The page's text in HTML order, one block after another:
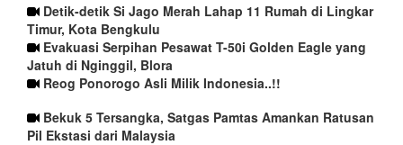
Detik-detik Si Jago Merah Lahap 11 Rumah di Lingkar
Timur, Kota Bengkulu
Evakuasi Serpihan Pesawat T-50i Golden Eagle yang
Jatuh di Nginggil, Blora
Reog Ponorogo Asli Milik Indonesia..!!
Bekuk 5 Tersangka, Satgas Pamtas Amankan Ratusan
Pil Ekstasi dari Malaysia